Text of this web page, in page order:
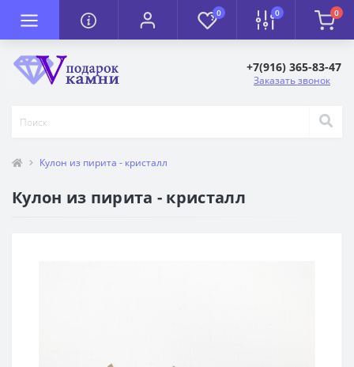
0 0 0
+7(916) 365-83-47
Заказать звонок
Кулон из пирита - кристалл
Кулон из пирита - кристалл